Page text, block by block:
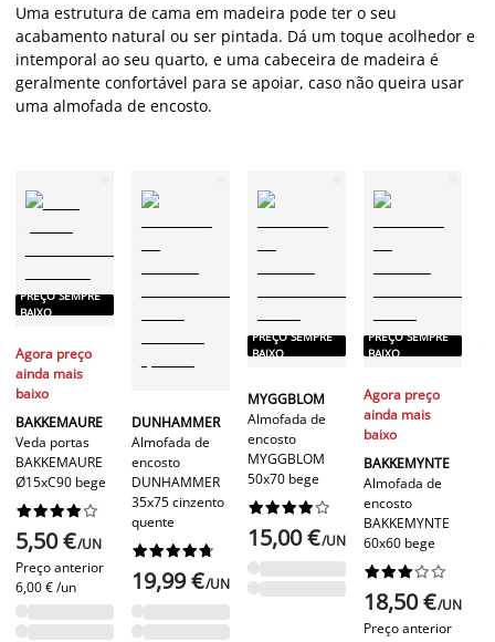
Uma estrutura de cama em madeira pode ter o seu
acabamento natural ou ser pintada. Dá um toque acolhedor e
intemporal ao seu quarto, e uma cabeceira de madeira é
geralmente confortável para se apoiar, caso não queira usar
uma almofada de encosto.
PREÇO SEMPRE
BAIXO
Agora preço
ainda mais
baixo
BAKKEMAURE
Veda portas
BAKKEMAURE
Ø15xC90 bege






5,50 €/UN
Preço anterior
6,00 € /un
DUNHAMMER
Almofada de
encosto
DUNHAMMER
35x75 cinzento
quente






19,99 €/UN
PREÇO SEMPRE
BAIXO
MYGGBLOM
Almofada de
encosto
MYGGBLOM
50x70 bege






15,00 €/UN
PREÇO SEMPRE
BAIXO
Agora preço
ainda mais
baixo
BAKKEMYNTE
Almofada de
encosto
BAKKEMYNTE
60x60 bege






18,50 €/UN
Preço anterior